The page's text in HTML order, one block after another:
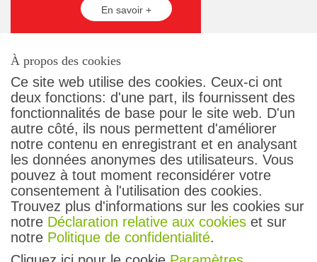
En savoir +
Contact
Conditions générales
Protection des données
Droit des passagers
Impressum
Suivez-nous
À propos des cookies
Ce site web utilise des cookies. Ceux-ci ont
deux fonctions: d'une part, ils fournissent des
fonctionnalités de base pour le site web. D'un
autre côté, ils nous permettent d'améliorer
notre contenu en enregistrant et en analysant
les données anonymes des utilisateurs. Vous
pouvez à tout moment reconsidérer votre
consentement à l'utilisation des cookies.
Trouvez plus d'informations sur les cookies sur
notre Déclaration relative aux cookies et sur
notre Politique de confidentialité.